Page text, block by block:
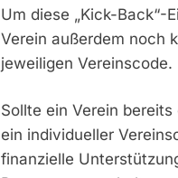
Um diese „Kick-Back“-
Verein außerdem noch
jeweiligen Vereinscode.
Sollte ein Verein
ein individueller
finanzielle